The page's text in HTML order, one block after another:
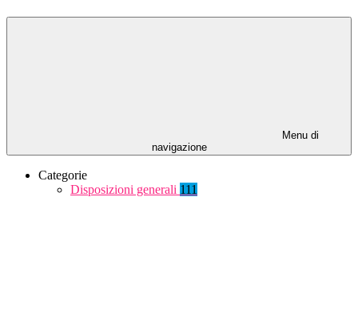
Menu di
navigazione
Categorie
Disposizioni generali 111